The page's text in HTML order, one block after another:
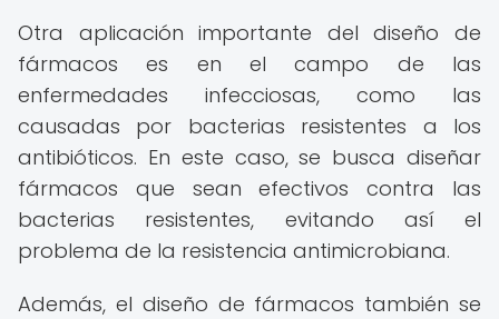
Otra aplicación importante del diseño de
fármacos es en el campo de las
enfermedades infecciosas, como las
causadas por bacterias resistentes a los
antibióticos. En este caso, se busca diseñar
fármacos que sean efectivos contra las
bacterias resistentes, evitando así el
problema de la resistencia antimicrobiana.
Además, el diseño de fármacos también se